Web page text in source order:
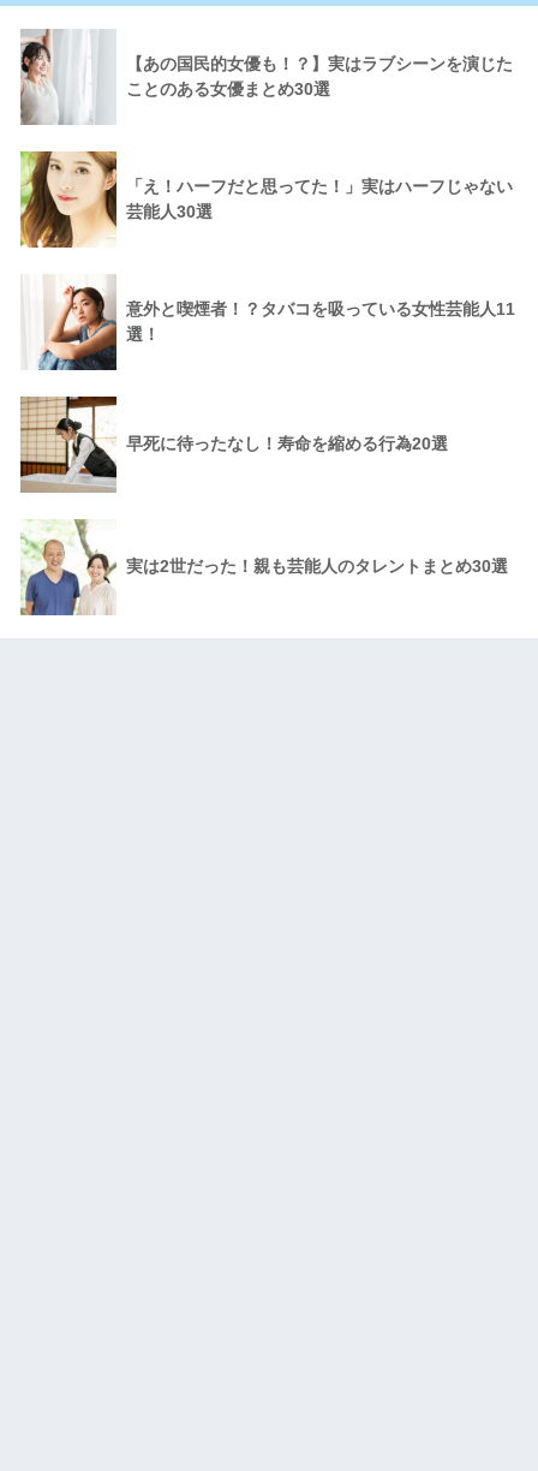
【あの国民的女優も！？】実はラブシーンを演じた
ことのある女優まとめ30選
「え！ハーフだと思ってた！」実はハーフじゃない
芸能人30選
意外と喫煙者！？タバコを吸っている女性芸能人11
選！
早死に待ったなし！寿命を縮める行為20選
実は2世だった！親も芸能人のタレントまとめ30選